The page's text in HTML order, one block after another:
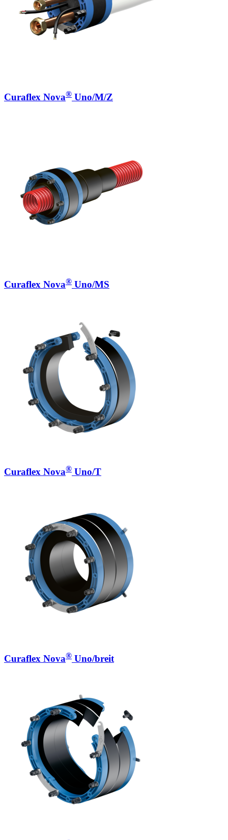
Curaflex Nova® Uno/M/Z
Curaflex Nova® Uno/MS
Curaflex Nova® Uno/T
Curaflex Nova® Uno/breit